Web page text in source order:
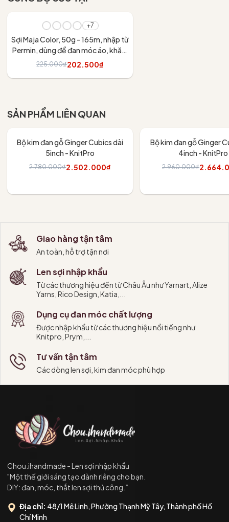
+7
Sợi Maja Color, 50g - 165m, nhập từ
Permin, dùng để đan móc áo, khăn,
váy
225.000₫202.500₫
SẢN PHẨM LIÊN QUAN
Bộ kim đan gỗ Ginger Cubics dài
5inch - KnitPro
2.780.000₫2.502.000₫
Bộ kim đan gỗ Ginger
4inch - KnitPro
2.960.000₫
Giao hàng tận tâm
An toàn, hỗ trợ tận nơi
Len sợi nhập khẩu
Từ các thương hiệu đến từ Châu Âu như Yarnart, Alize
Yarns, Rico Design, Katia,...
Dụng cụ đan móc chất lượng
Được nhập khẩu từ các thương hiệu nổi tiếng như
Knitpro, Prym,...
Tư vấn tận tâm
Các dòng len sợi, kim đan móc phù hợp
Chou.ihandmade - Len sợi nhập khẩu
"Một thế giới sáng tạo dành riêng cho bạn.
DIY: đan, móc, thắt len sợi thủ công.”
Địa chỉ: 48/1 Mê Linh, Phường Thạnh Mỹ Tây, Thành phố Hồ
Chí Minh